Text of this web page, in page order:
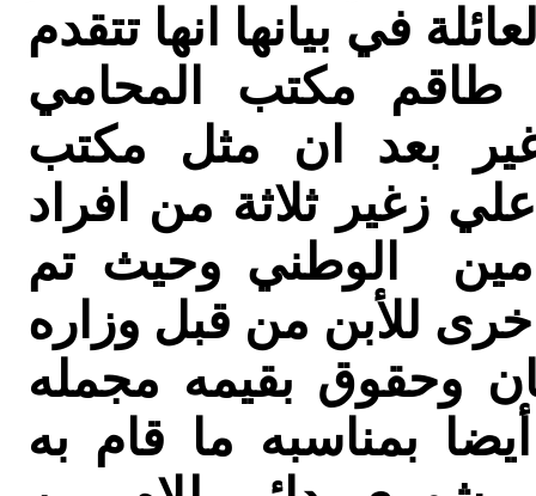
في بيانها انها تتقدم
طاقم مكتب المحامي
بعد ان مثل مكتب
زغير ثلاثة من افراد
الوطني وحيث تم
للأبن من قبل وزاره
وحقوق بقيمه مجمله
بمناسبه ما قام به